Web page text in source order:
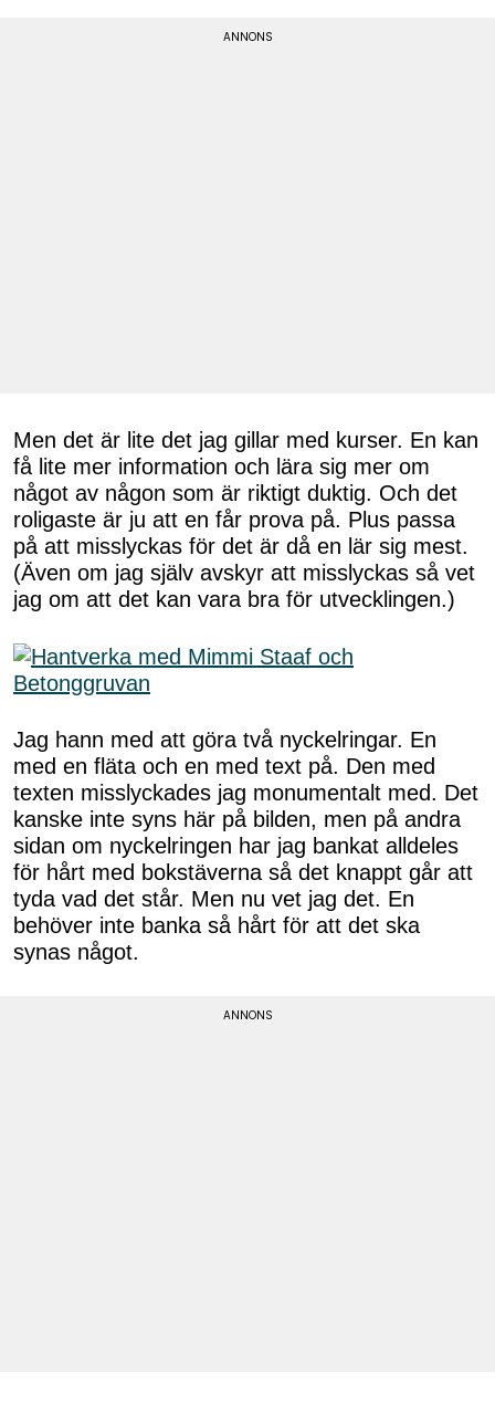
Men det är lite det jag gillar med kurser. En kan
få lite mer information och lära sig mer om
något av någon som är riktigt duktig. Och det
roligaste är ju att en får prova på. Plus passa
på att misslyckas för det är då en lär sig mest.
(Även om jag själv avskyr att misslyckas så vet
jag om att det kan vara bra för utvecklingen.)
Jag hann med att göra två nyckelringar. En
med en fläta och en med text på. Den med
texten misslyckades jag monumentalt med. Det
kanske inte syns här på bilden, men på andra
sidan om nyckelringen har jag bankat alldeles
för hårt med bokstäverna så det knappt går att
tyda vad det står. Men nu vet jag det. En
behöver inte banka så hårt för att det ska
synas något.